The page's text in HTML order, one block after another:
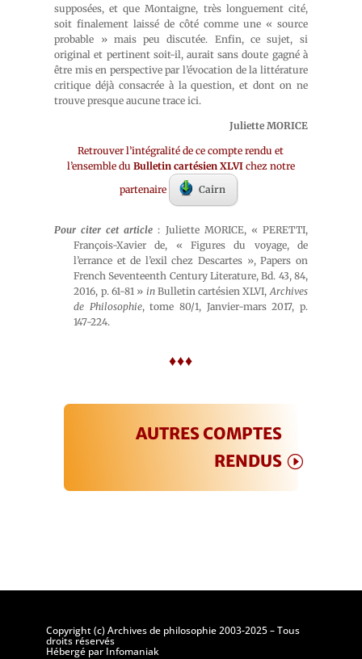
supposées, et que Montaigne, très longuement cité,
soit finalement laissé de côté comme une « source
probable » mais peu discutée. Enfin, ce sujet, si
original et pertinent soit-il, aurait sans doute gagné à
être mis en perspective par l’évocation de la littérature
critique déjà consacrée à la question, et dont on ne
trouve presque aucune trace ici.
Juliette MORICE
Retrouver l’intégralité de ce compte rendu et
l’ensemble du Bulletin cartésien XLVI chez notre
partenaire
Cairn
Pour citer cet article : Juliette MORICE, « PERETTI,
François-Xavier de, « Figures du voyage, de
l’errance et de l’exil chez Descartes », Papers on
French Seventeenth Century Literature, Bd. 43, 84,
2016, p. 61-81 » inBulletin cartésien XLVI,Archives
de Philosophie, tome 80/1, Janvier-mars 2017, p.
147-224.
♦♦♦
AUTRES COMPTES
RENDUS
Copyright (c) Archives de philosophie 2003-2025 – Tous
droits réservés
Hébergé par Infomaniak